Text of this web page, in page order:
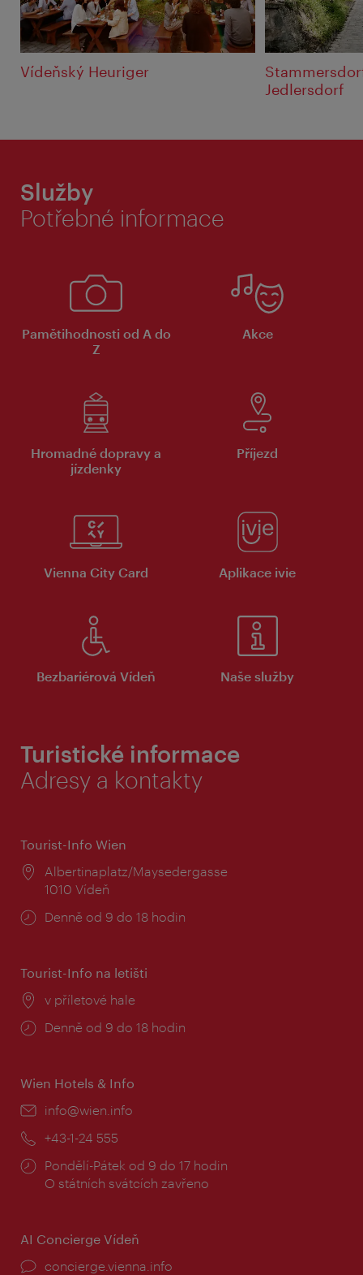
Vídeňský Heuriger
Jedlersdorf
Služby
Potřebné informace
Pamětihodnosti od A do
Z
Akce
Hromadné dopravy a
jízdenky
Příjezd
Vienna City Card Aplikace ivie
Bezbariérová Vídeň Naše služby
Turistické informace
Adresy a kontakty
Tourist-Info Wien
Místo:
Albertinaplatz/Maysedergasse
1010 Vídeň
Provozní
Denně od 9 do 18 hodin
Tourist-Info na letišti
Místo:
v příletové hale
Provozní
Denně od 9 do 18 hodin
Wien Hotels & Info
E-
info@wien.info
Telefon:
+43-1-24 555
Provozní
doba:
Pondělí-Pátek od 9 do 17 hodin
O státních svátcích zavřeno
AI Concierge Vídeň
concierge.vienna.info